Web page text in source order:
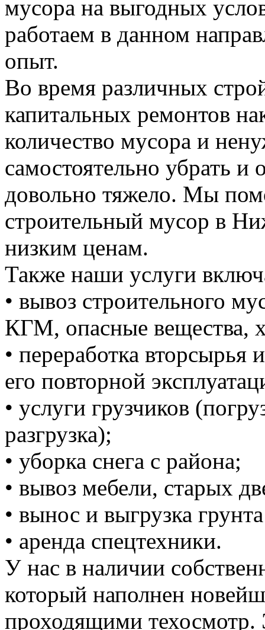
мусора на выгодных
работаем в данном
опыт.
Во время различных
капитальных ремонтов
количество мусора и
самостоятельно убрать и
довольно тяжело. Мы
строительный мусор в
низким ценам.
Также наши услуги
• вывоз строительного
КГМ, опасные вещества,
• переработка вторсырья
его повторной
• услуги грузчиков
разгрузка);
• уборка снега с района;
• вывоз мебели, старых
• вынос и выгрузка
• аренда спецтехники.
У нас в наличии
который наполнен
проходящими техосмотр.